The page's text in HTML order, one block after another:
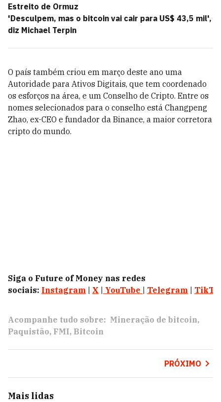
Estreito de Ormuz
'Desculpem, mas o bitcoin vai cair para US$ 43,5 mil',
diz Michael Terpin
O país também criou em março deste ano uma
Autoridade para Ativos Digitais, que tem coordenado
os esforços na área, e um Conselho de Cripto. Entre os
nomes selecionados para o conselho está Changpeng
Zhao, ex-CEO e fundador da Binance, a maior corretora
cripto do mundo.
Siga o Future of Money nas redes
sociais: Instagram X YouTube Telegram
Acompanhe tudo sobre: Mineração de bitcoin
Paquistão FMI Bitcoin
PRÓXIMO
Mais lidas